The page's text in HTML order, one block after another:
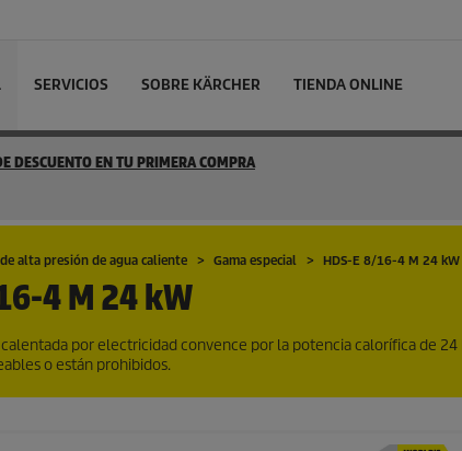
SERVICIOS SOBRE KÄRCHER TIENDA ONLINE
DESCUENTO EN TU PRIMERA COMPRA
alta presión de agua caliente Gama especial HDS-E 8/16-4 M 24
4 M 24 kW
por electricidad convence por la potencia calorífica de 24
o están prohibidos.